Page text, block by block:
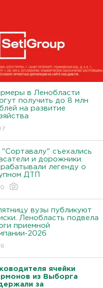
в Ленобласти
получить до 8 млн
на развитие
"Сортавалу" съехались
и дорожники.
легенду о
ДТП
вузы публикуют
Ленобласть подвела
приемной
2026
ячейки
из Выборга
за